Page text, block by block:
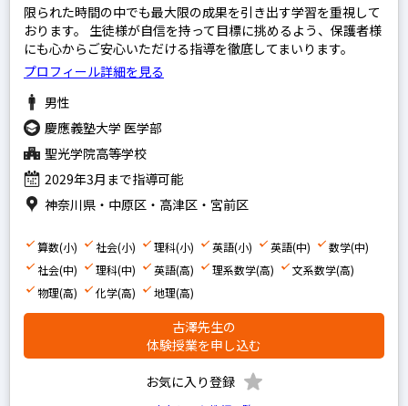
限られた時間の中でも最大限の成果を引き出す学習を重視して
おります。 生徒様が自信を持って目標に挑めるよう、保護者様
にも心からご安心いただける指導を徹底してまいります。
プロフィール詳細を見る
男性
慶應義塾大学 医学部
聖光学院高等学校
2029年3月まで指導可能
神奈川県・中原区・高津区・宮前区
算数(小) 社会(小) 理科(小) 英語(小) 英語(中)
数学(中)
社会(中)
理科(中) 英語(高) 理系数学(高)
文系数学(高)
物理(高)
化学(高) 地理(高)
古澤先生の
体験授業を申し込む
お気に入り登録